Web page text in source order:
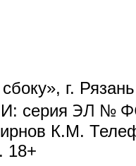
г.
серия ЭЛ №
К.М.
sends e-mail)
. 18+